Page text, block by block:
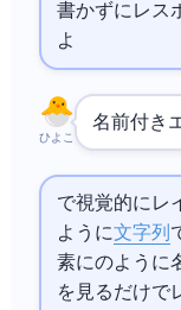
書かずにレス
よ
ひよこ
名前付き
grid-template-areasで視覚的にレイアウト
ように文字列
素にgrid-area:
を見るだけで